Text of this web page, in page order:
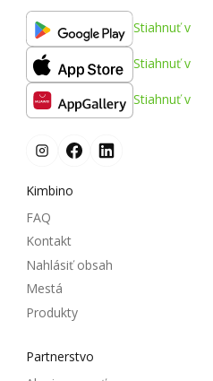
Stiahnuť v
Stiahnuť v
Stiahnuť v
Kimbino
FAQ
Kontakt
Nahlásiť obsah
Mestá
Produkty
Partnerstvo